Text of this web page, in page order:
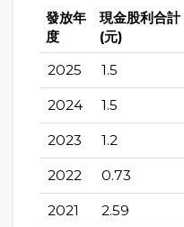
發放年
度
現金股利合計
(元)
2025 1.5
2024 1.5
2023 1.2
2022 0.73
2021 2.59